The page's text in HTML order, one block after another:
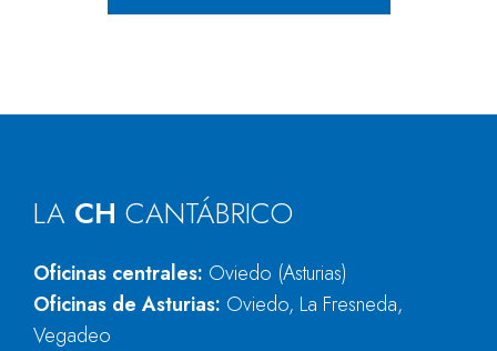
LA CH CANTÁBRICO
Oficinas centrales: Oviedo (Asturias)
Oficinas de Asturias: Oviedo, La Fresneda,
Vegadeo